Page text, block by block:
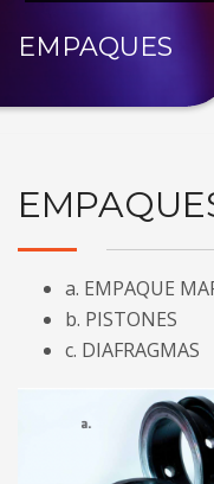
EMPAQUES
a. EMPAQUE
b. PISTONES
c. DIAFRAGMAS